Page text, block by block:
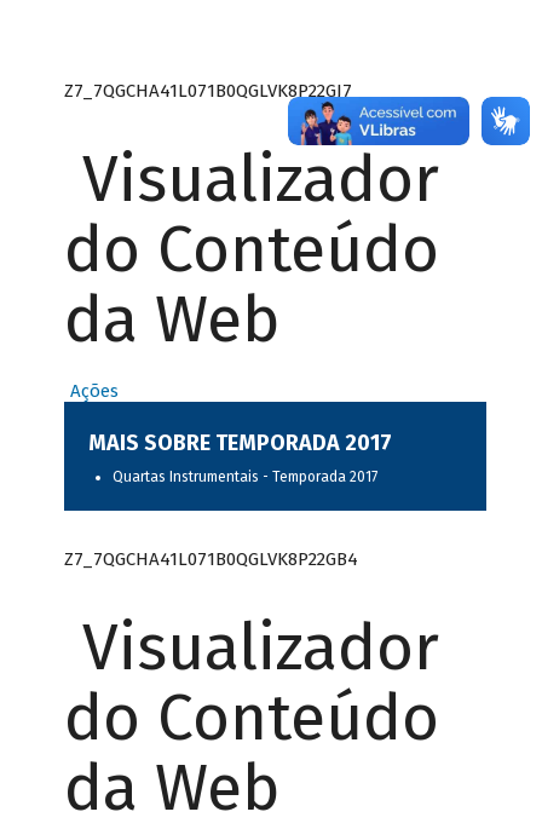
Z7_7QGCHA41L071B0QGLVK8P22GJ7
Visualizador
do Conteúdo
da Web
Ações
MAIS SOBRE TEMPORADA 2017
Quartas Instrumentais - Temporada 2017
Z7_7QGCHA41L071B0QGLVK8P22GB4
Visualizador
do Conteúdo
da Web